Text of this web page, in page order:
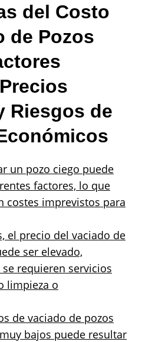
del Costo
de Pozos
Riesgos de
un pozo ciego puede
factores, lo que
costes imprevistos para
el precio del vaciado de
ser elevado,
requieren servicios
limpieza o
de vaciado de pozos
bajos puede resultar